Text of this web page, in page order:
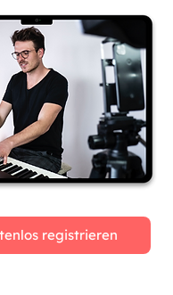
registrieren